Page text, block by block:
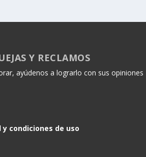
Y RECLAMOS
ayúdenos a lograrlo con sus opiniones
condiciones de uso